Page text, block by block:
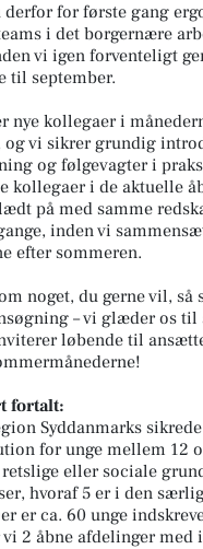
derfor for første gang
i det borgernære
vi igen forventeligt
til september.
nye kollegaer i
og vi sikrer grundig
og følgevagter i
kollegaer i de aktuelle
på med samme
inden vi
efter sommeren.
noget, du gerne vil, så
– vi glæder os til
løbende til
fortalt:
Syddanmarks sikrede
for unge mellem 12
eller sociale
hvoraf 5 er i den
er ca. 60 unge
2 åbne afdelinger med